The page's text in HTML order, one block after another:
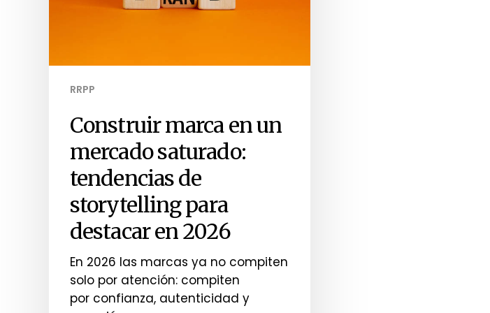
RRPP
Construir marca en un
mercado saturado:
tendencias de
storytelling para
destacar en 2026
En 2026 las marcas ya no compiten
solo por atención: compiten
por confianza, autenticidad y